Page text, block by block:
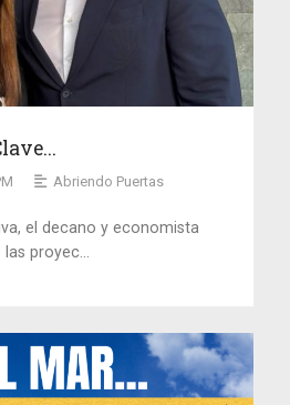
Abriendo Puertas
el decano y economista
las proyec...